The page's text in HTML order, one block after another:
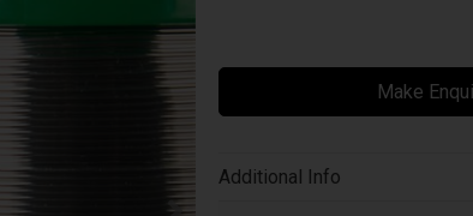
Make
Additional Info